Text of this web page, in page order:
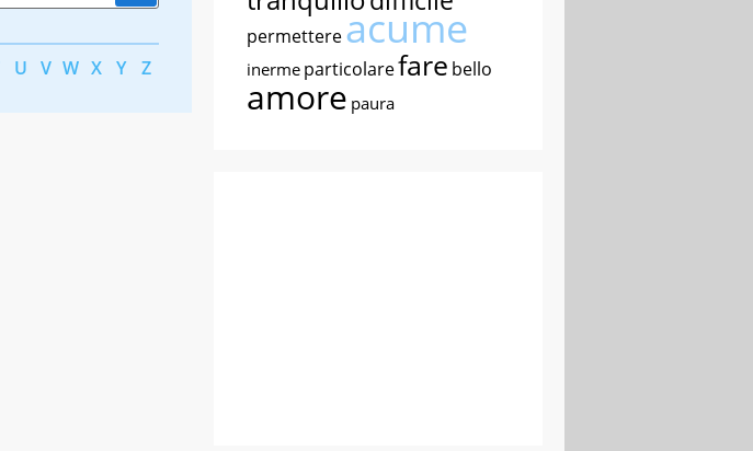
U V W X Y Z
permettereacume
inerme particolarefare bello
amore paura